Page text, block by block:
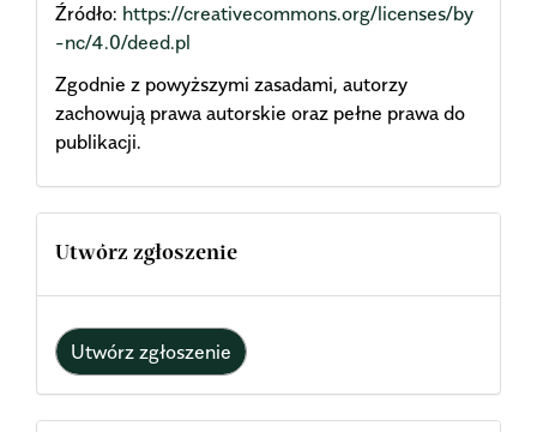
Źródło: https://creativecommons.org/licenses/by
-nc/4.0/deed.pl
Zgodnie z powyższymi zasadami, autorzy
zachowują prawa autorskie oraz pełne prawa do
publikacji.
Utwórz zgłoszenie
Utwórz zgłoszenie